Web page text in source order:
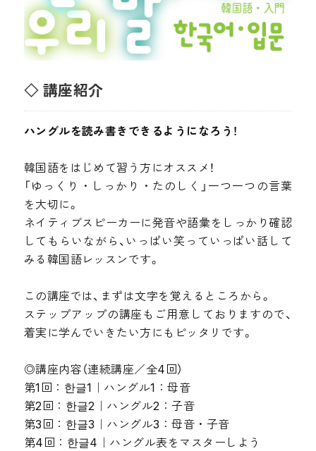
◇ 講座紹介
ハングルを読み書きできるようになろう！
韓国語をはじめて習う方にオススメ！
「ゆっくり・しっかり・たのしく」一つ一つの言葉
を大切に。
ネイティブスピーカーに発音や語彙をしっかり確認
してもらいながら、いっぱい笑っていっぱい話して
みる韓国語レッスンです。
この講座では、まずは文字を覚えるところから。
ステップアップの講座もご用意しておりますので、
着実に学んでいきたい方にもピッタリです。
◎講座内容（連続講座／全4回）
第1回：한글1｜ハングル1：母音
第2回：한글2｜ハングル2：子音
第3回：한글3｜ハングル3：母音・子音
第4回：한글4｜ハングル表をマスターしよう